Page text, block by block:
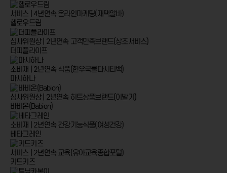
서비스 | 4년연속 온라인마케팅(재택알바)
헬로우드림
심사위원상 | 2년연속 고객만족브랜드(상조서비스)
더피플라이프
소비재 | 2년연속 식품(한우국물다시티백)
마시하나
심사위원상 | 2년연속 히트상품브랜드(이발기)
바비온(Babion)
소비재 | 2년연속 건강기능식품(여성건강)
베타그레인
서비스 | 2년연속 교육(유아교육종합포털)
키드키즈